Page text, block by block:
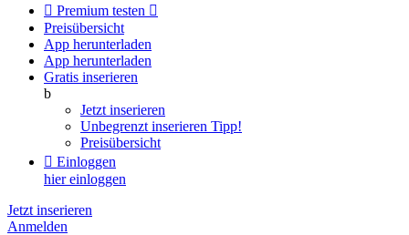
 Premium testen 
Preisübersicht
App herunterladen
App herunterladen
Gratis inserieren
b
Jetzt inserieren
Unbegrenzt inserieren Tipp!
Preisübersicht
 Einloggen
hier einloggen
Jetzt inserieren
Anmelden